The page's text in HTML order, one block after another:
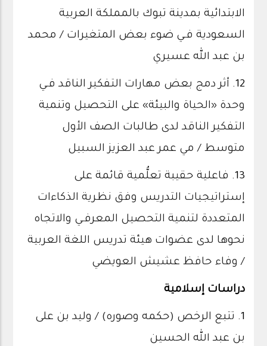
الابتدائية بمدينة تبوك بالمملكة العربية
السعودية فـي ضوء بعض المتغيرات / محمد
بن عبد الله عسيري
12. أثر دمج بعض مهارات التفكير الناقد فـي
وحدة «الحياة والبيئة» على التحصيل وتنمية
التفكير الناقد لدى طالبات الصف الأول
متوسط / مي عمر عبد العزيز السبيل
13. فاعلية حقيبة تعلُّمية قائمة على
إستراتيجيات التدريس وفق نظرية الذكاءات
المتعددة لتنمية التحصيل المعرفـي والاتجاه
نحوها لدى عضوات هيئة تدريس اللغة العربية
/ وفاء حافظ عشيش العويضي
دراسات إسلامية
1. تتبع الرخص (حكمه وصوره) / وليد بن على
بن عبد الله الحسين